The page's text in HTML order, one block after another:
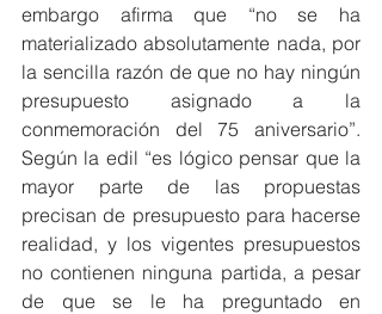
embargo afirma que “no se ha
materializado absolutamente nada, por
la sencilla razón de que no hay ningún
presupuesto asignado a la
conmemoración del 75 aniversario”.
Según la edil “es lógico pensar que la
mayor parte de las propuestas
precisan de presupuesto para hacerse
realidad, y los vigentes presupuestos
no contienen ninguna partida, a pesar
de que se le ha preguntado en